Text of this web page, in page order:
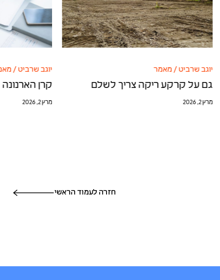
יוגב שרביט / מאמר
גם על קרקע ריקה צריך לשלם
מרץ 2, 2026
יוגב שרביט /
קרן
מרץ 2, 2026
חזרה לעמוד הראשי